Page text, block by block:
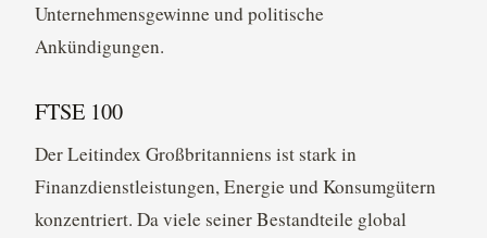
Unternehmensgewinne und politische
Ankündigungen.
FTSE 100
Der Leitindex Großbritanniens ist stark in
Finanzdienstleistungen, Energie und Konsumgütern
konzentriert. Da viele seiner Bestandteile global